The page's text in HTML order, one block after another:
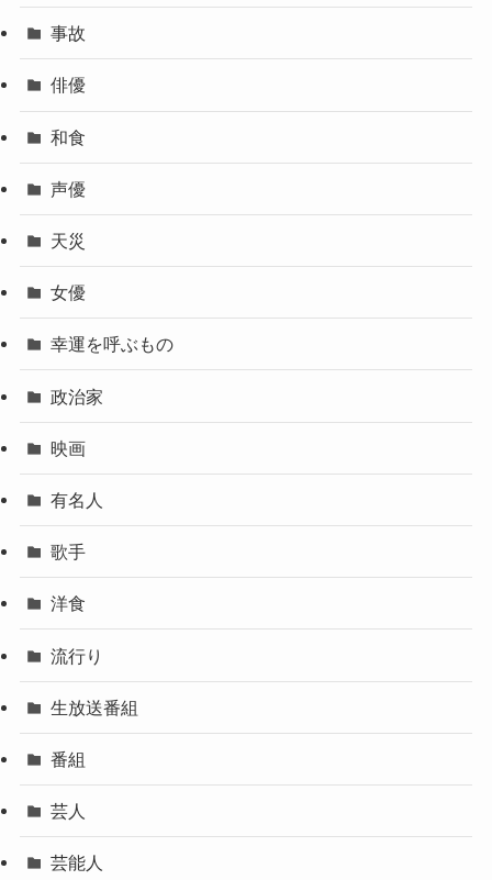
事故
俳優
和食
声優
天災
女優
幸運を呼ぶもの
政治家
映画
有名人
歌手
洋食
流行り
生放送番組
番組
芸人
芸能人